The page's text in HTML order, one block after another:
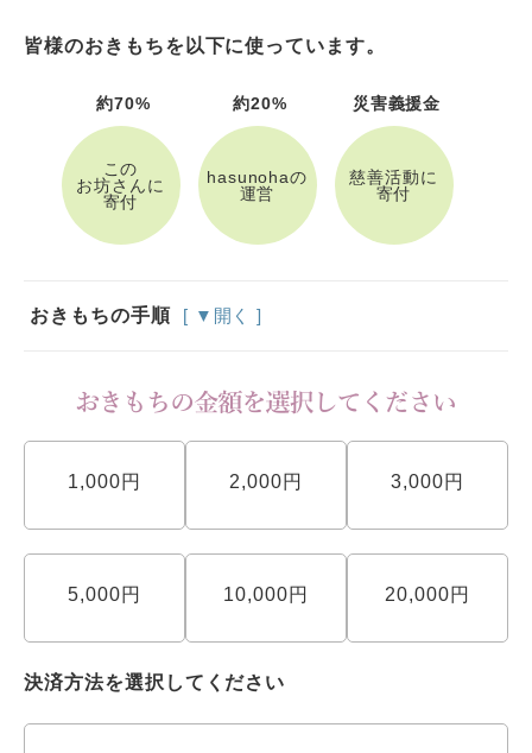
皆様のおきもちを以下に使っています。
約70%
この
お坊さんに
寄付
約20%
hasunohaの
運営
災害義援金
慈善活動に
寄付
おきもちの手順 [ ▼開く ]
1,000円 2,000円 3,000円
5,000円 10,000円 20,000円
決済方法を選択してください